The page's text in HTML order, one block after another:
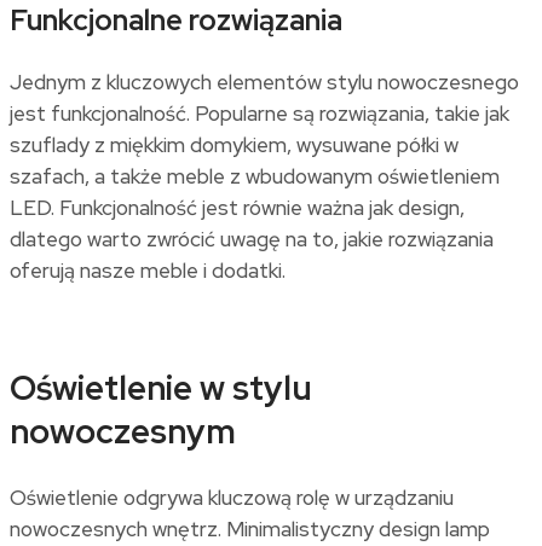
Funkcjonalne rozwiązania
Jednym z kluczowych elementów stylu nowoczesnego
jest funkcjonalność. Popularne są rozwiązania, takie jak
szuflady z miękkim domykiem, wysuwane półki w
szafach, a także meble z wbudowanym oświetleniem
LED. Funkcjonalność jest równie ważna jak design,
dlatego warto zwrócić uwagę na to, jakie rozwiązania
oferują nasze meble i dodatki.
Oświetlenie w stylu
nowoczesnym
Oświetlenie odgrywa kluczową rolę w urządzaniu
nowoczesnych wnętrz. Minimalistyczny design lamp